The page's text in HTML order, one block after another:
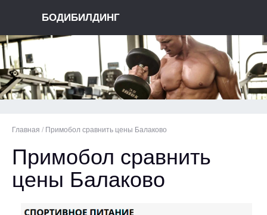
БОДИБИЛДИНГ
Главная / Примобол сравнить цены Балаково
Примобол сравнить
цены Балаково